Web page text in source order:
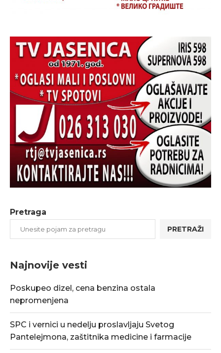
Pretraga
PRETRAŽI
Najnovije vesti
Poskupeo dizel, cena benzina ostala
nepromenjena
SPC i vernici u nedelju proslavljaju Svetog
Pantelejmona, zaštitnika medicine i farmacije